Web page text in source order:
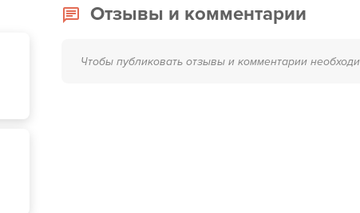
Отзывы и комментарии
Чтобы публиковать отзывы и комментарии